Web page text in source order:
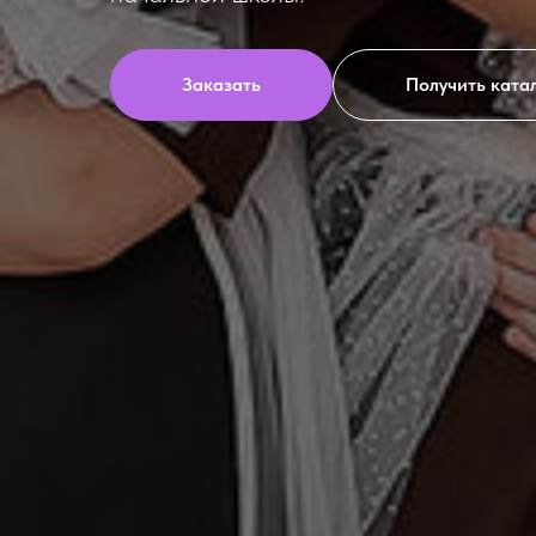
Заказать Получить